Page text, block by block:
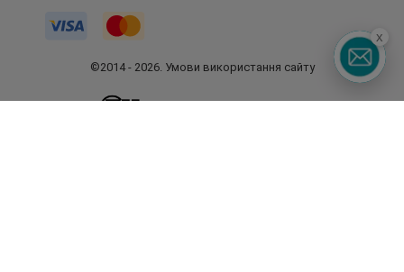
©2014 - 2026. Умови використання сайту
x